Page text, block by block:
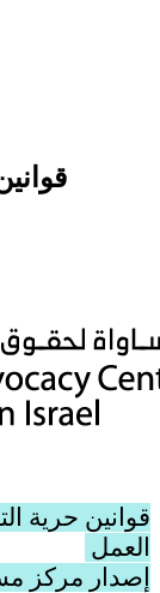
قوانين حرية
العمل
إصدار مركز